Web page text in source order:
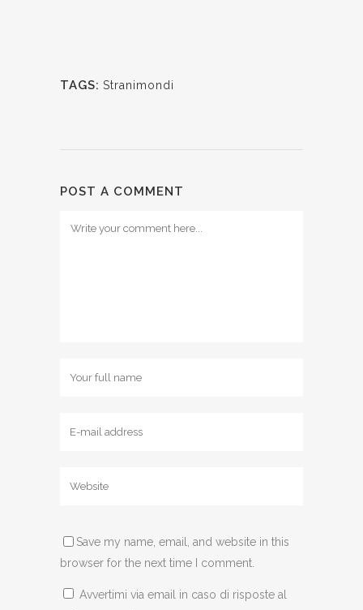
TAGS: Stranimondi
POST A COMMENT
Save my name, email, and website in this
browser for the next time I comment.
Avvertimi via email in caso di risposte al